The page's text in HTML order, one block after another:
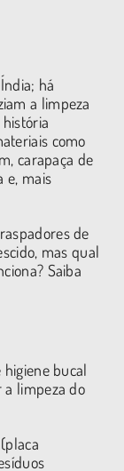
há
a limpeza
como
carapaça de
e, mais
de
mas qual
Saiba
bucal
a limpeza do